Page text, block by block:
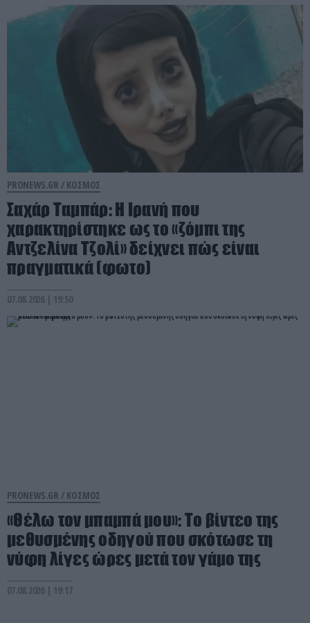
PRONEWS.GR / ΚΟΣΜΟΣ
Σαχάρ Ταμπάρ: Η Ιρανή που
χαρακτηρίστηκε ως το «ζόμπι της
Αντζελίνα Τζολί» δείχνει πώς είναι
πραγματικά (φωτο)
07.08.2026 | 19:50
PRONEWS.GR / ΚΟΣΜΟΣ
«Θέλω τον μπαμπά μου»: Το βίντεο της
μεθυσμένης οδηγού που σκότωσε τη
νύφη λίγες ώρες μετά τον γάμο της
07.08.2026 | 19:17